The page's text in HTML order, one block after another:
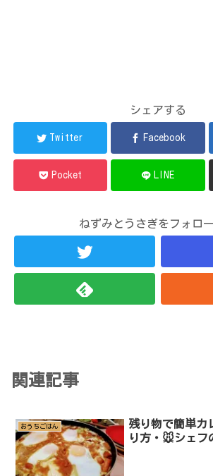
シェアする
Twitter Facebook
Pocket LINE
ねずみとうさぎをフォロ
関連記事
おうちごはん
残り物で簡単カ
り方・🐭シェフ